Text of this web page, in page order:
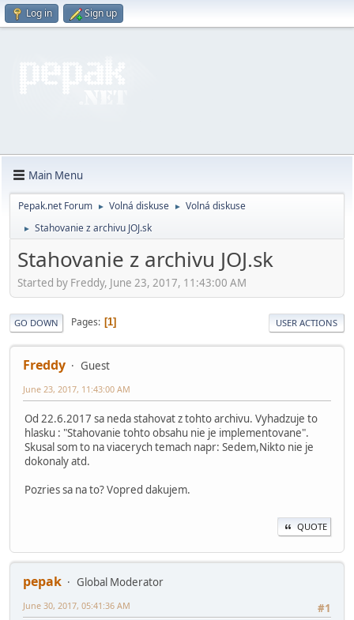
Log in Sign up
Main Menu
Pepak.net Forum ► Volná diskuse ► Volná diskuse
► Stahovanie z archivu JOJ.sk
Stahovanie z archivu JOJ.sk
Started by Freddy, June 23, 2017, 11:43:00 AM
GO DOWN Pages 1 USER ACTIONS
Freddy Guest
June 23, 2017, 11:43:00 AM
Od 22.6.2017 sa neda stahovat z tohto archivu. Vyhadzuje to
hlasku : "Stahovanie tohto obsahu nie je implementovane".
Skusal som to na viacerych temach napr: Sedem,Nikto nie je
dokonaly atd.
Pozries sa na to? Vopred dakujem.
QUOTE
pepak
Global Moderator
#1
June 30, 2017, 05:41:36 AM